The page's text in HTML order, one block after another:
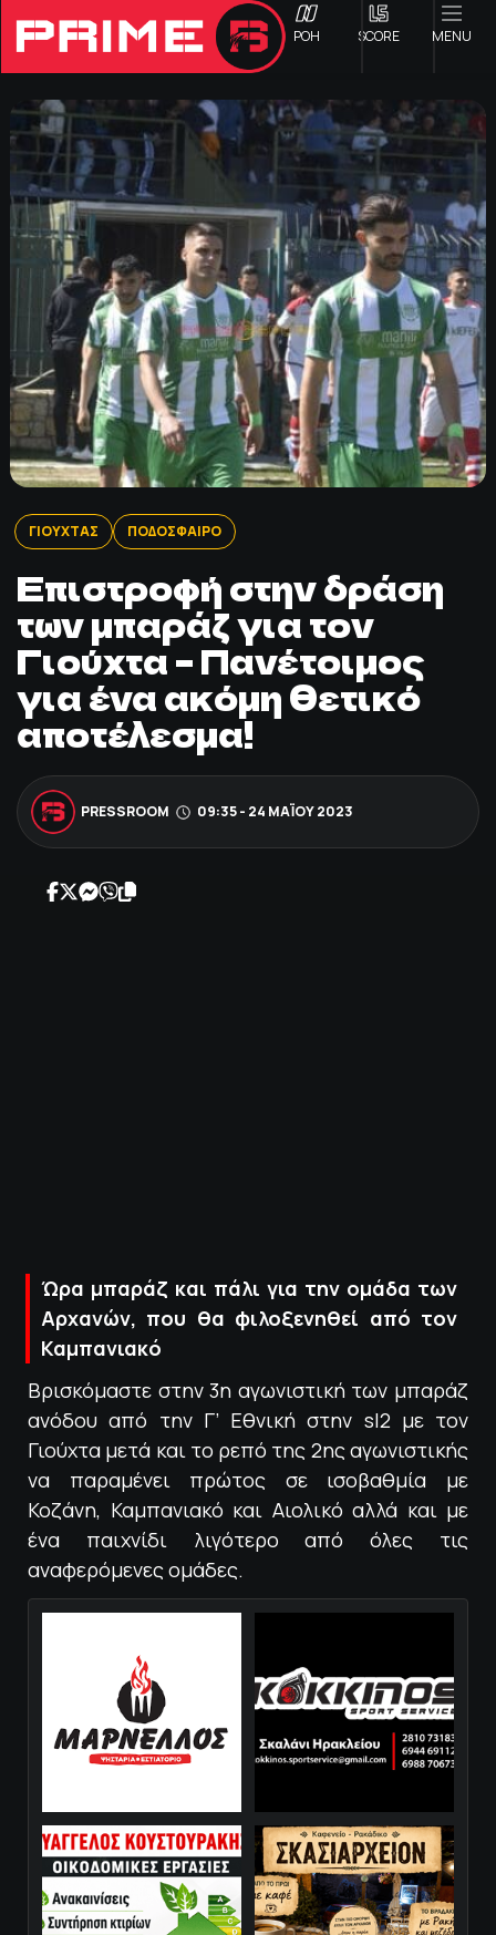
ΡΟΗ SCORE MENU
ΟΦΗ
Γ ΕΘΝΙΚΗ
Α1 ΕΠΣΗ
Α2 ΕΠΣΗ
Β1 ΕΠΣΗ
Β2 ΕΠΣΗ
ΠΟΔΟΣΦΑΙΡΟ
ΑΛΛΑ ΣΠΟΡ
PRIME ZONE
ΕΠΙΚΑΙΡΟΤΗΤΑ
ΒΑΘΜΟΛΟΓΙΕΣ
ΓΙΟΥΧΤΑΣ ΠΟΔΟΣΦΑΙΡΟ
Επιστροφή στην δράση
των μπαράζ για τον
Γιούχτα – Πανέτοιμος
για ένα ακόμη θετικό
αποτέλεσμα!
PRESSROOM 09:35 - 24 ΜΑΪ́ΟΥ 2023
Ώρα μπαράζ και πάλι για την ομάδα των
Αρχανών, που θα φιλοξενηθεί από τον
Καμπανιακό
Βρισκόμαστε στην 3η αγωνιστική των μπαράζ
ανόδου από την Γ’ Εθνική στην sl2 με τον
Γιούχτα μετά και το ρεπό της 2ης αγωνιστικής
να παραμένει πρώτος σε ισοβαθμία με
Κοζάνη, Καμπανιακό και Αιολικό αλλά και με
ένα παιχνίδι λιγότερο από όλες τις
αναφερόμενες ομάδες.